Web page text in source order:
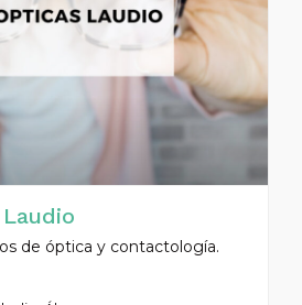
de óptica y contactología.